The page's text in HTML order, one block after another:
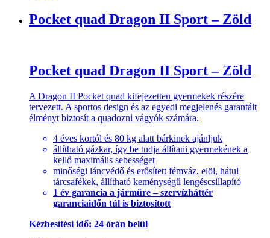
Pocket quad Dragon II Sport – Zöld
Pocket quad Dragon II Sport – Zöld
A Dragon II Pocket quad kifejezetten gyermekek részére
tervezett. A sportos design és az egyedi megjelenés garantált
élményt biztosít a quadozni vágyók számára.
4 éves kortól és 80 kg alatt bárkinek ajánljuk
állítható gázkar, így be tudja állítani gyermekének a
kellő maximális sebességet
minőségi láncvédő és erősített fémváz, elöl, hátul
tárcsafékek, állítható keménységű lengéscsillapító
1 év garancia a járműre – szervízháttér
garanciaidőn túl is biztosított
Kézbesítési idő: 24 órán belül